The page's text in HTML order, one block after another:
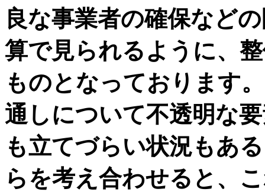
良な事業者の確保など
算で見られるように、
ものとなっております
通しについて不透明な
も立てづらい状況もあ
らを考え合わせると、